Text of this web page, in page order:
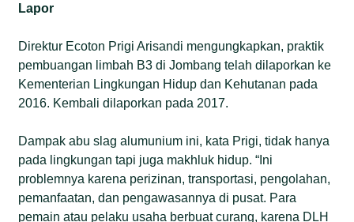
Lapor
Direktur Ecoton Prigi Arisandi mengungkapkan, praktik
pembuangan limbah B3 di Jombang telah dilaporkan ke
Kementerian Lingkungan Hidup dan Kehutanan pada
2016. Kembali dilaporkan pada 2017.
Dampak abu slag alumunium ini, kata Prigi, tidak hanya
pada lingkungan tapi juga makhluk hidup. “Ini
problemnya karena perizinan, transportasi, pengolahan,
pemanfaatan, dan pengawasannya di pusat. Para
pemain atau pelaku usaha berbuat curang, karena DLH